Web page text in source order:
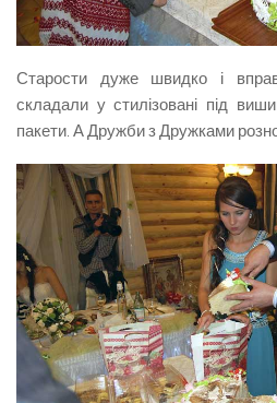
Старости дуже швидко і
складали у стилізовані під
пакети. А Дружби з Дружками